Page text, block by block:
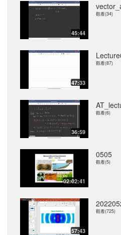
45:44
觀看(34)
47:33
觀看(87)
36:59
觀看(6)
02:02:41
0505
觀看(5)
57:43
觀看(725)